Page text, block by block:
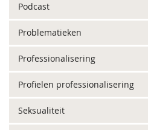
Podcast
Problematieken
Professionalisering
Profielen professionalisering
Seksualiteit